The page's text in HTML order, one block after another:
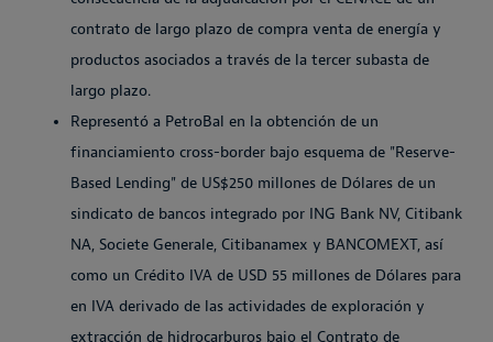
contrato de largo plazo de compra venta de energía y
productos asociados a través de la tercer subasta de
largo plazo.
Representó a PetroBal en la obtención de un
financiamiento cross-border bajo esquema de "Reserve-
Based Lending" de US$250 millones de Dólares de un
sindicato de bancos integrado por ING Bank NV, Citibank
NA, Societe Generale, Citibanamex y BANCOMEXT, así
como un Crédito IVA de USD 55 millones de Dólares para
en IVA derivado de las actividades de exploración y
extracción de hidrocarburos bajo el Contrato de